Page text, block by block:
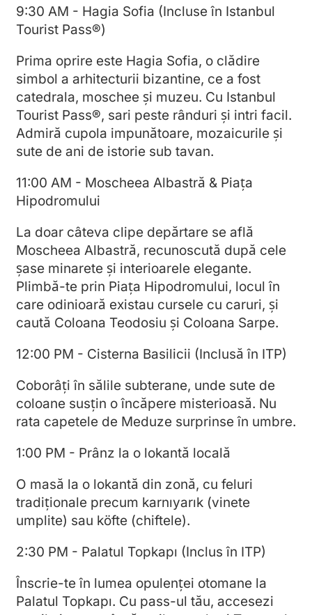
9:30 AM - Hagia Sofia (Incluse în Istanbul
Tourist Pass®)
Prima oprire este Hagia Sofia, o clădire
simbol a arhitecturii bizantine, ce a fost
catedrala, moschee și muzeu. Cu Istanbul
Tourist Pass®, sari peste rânduri și intri facil.
Admiră cupola impunătoare, mozaicurile și
sute de ani de istorie sub tavan.
11:00 AM - Moscheea Albastră & Piața
Hipodromului
La doar câteva clipe depărtare se află
Moscheea Albastră, recunoscută după cele
șase minarete și interioarele elegante.
Plimbă-te prin Piața Hipodromului, locul în
care odinioară existau cursele cu caruri, și
caută Coloana Teodosiu și Coloana Sarpe.
12:00 PM - Cisterna Basilicii (Inclusă în ITP)
Coborâți în sălile subterane, unde sute de
coloane susțin o încăpere misterioasă. Nu
rata capetele de Meduze surprinse în umbre.
1:00 PM - Prânz la o lokantă locală
O masă la o lokantă din zonă, cu feluri
tradiționale precum karnıyarık (vinete
umplite) sau köfte (chiftele).
2:30 PM - Palatul Topkapı (Inclus în ITP)
Înscrie-te în lumea opulenței otomane la
Palatul Topkapı. Cu pass-ul tău, accesezi